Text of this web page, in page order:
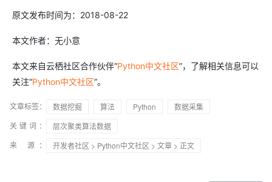
原文发布时间为：2018-08-22
本文作者：无小意
本文来自云栖社区合作伙伴“Python中文社区”，了解相关信息可以
关注“Python中文社区”。
文章标签： 数据挖掘 算法 Python
数据采集
关键词：
层次聚类算法数据
来 源：
开发者社区 > Python中文社区 > 文章 > 正文